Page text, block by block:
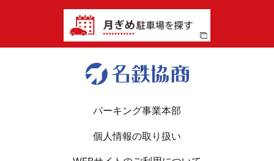
パーキング事業本部
個人情報の取り扱い